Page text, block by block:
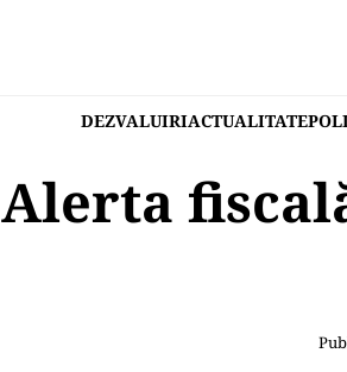
DEZVALUIRIACTUALITATE
Alerta